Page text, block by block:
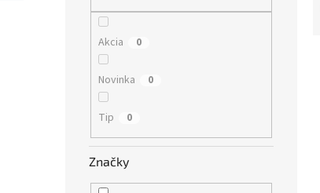
Akcia 0
Novinka 0
Tip 0
Značky